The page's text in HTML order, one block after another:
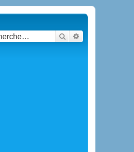
Rechercher